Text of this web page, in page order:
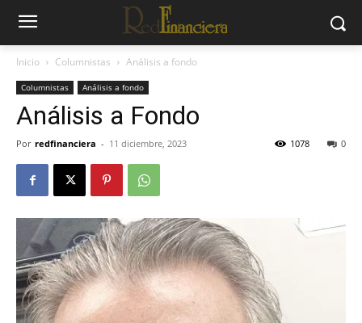
Inicio Columnistas Análisis a fondo
Columnistas Análisis a fondo
Análisis a Fondo
Por redfinanciera - 11 diciembre, 2023 0
1078